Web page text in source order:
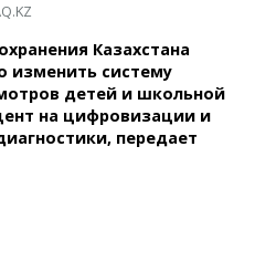
Казахстана
изменить систему
детей и школьной
на цифровизации и
передает